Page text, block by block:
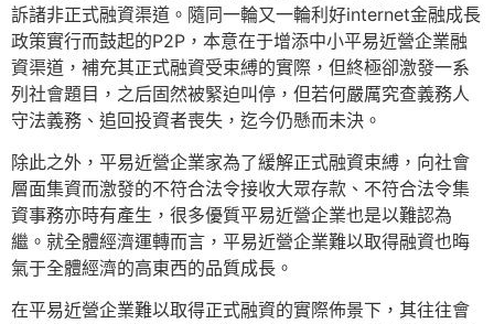
訴諸非正式融資渠道。隨同一輪又一輪利好internet金融成長
政策實行而鼓起的P2P，本意在于增添中小平易近營企業融
資渠道，補充其正式融資受束縛的實際，但終極卻激發一系
列社會題目，之后固然被緊迫叫停，但若何嚴厲究查義務人
守法義務、追回投資者喪失，迄今仍懸而未決。
除此之外，平易近營企業家為了緩解正式融資束縛，向社會
層面集資而激發的不符合法令接收大眾存款、不符合法令集
資事務亦時有產生，很多優質平易近營企業也是以難認為
繼。就全體經濟運轉而言，平易近營企業難以取得融資也晦
氣于全體經濟的高東西的品質成長。
在平易近營企業難以取得正式融資的實際佈景下，其往往會